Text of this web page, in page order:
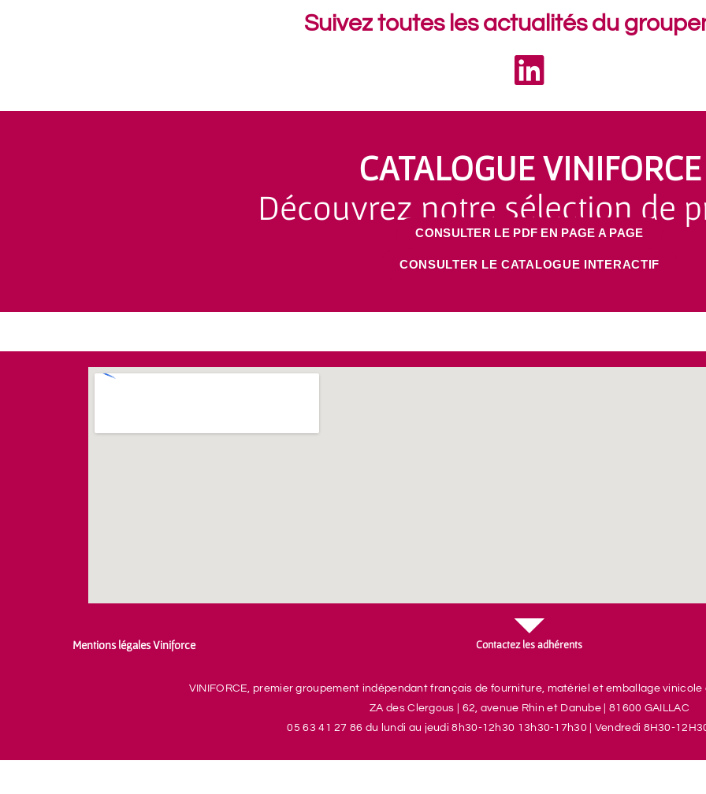
Suivez toutes les actualités du
CATALOGUE VINIFORCE
Découvrez notre sélection de
CONSULTER LE PDF EN PAGE A PAGE
CONSULTER LE CATALOGUE​ INTERACTIF
Mentions légales Viniforce Contactez les adhérents
VINIFORCE, premier groupement indépendant français de fourniture, matériel et emballage
ZA des Clergous
62, avenue Rhin et Danube
81600 GAILLAC
05 63 41 27 86 du lundi au jeudi 8h30-12h30 13h30-17h30 | Vendredi 8H30-